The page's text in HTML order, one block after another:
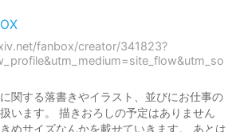
fanbox/creator/341823?
関する落書きやイラスト、並びにお仕事の
います。 描きおろしの予定はありません
めサイズなんかを載せていきます。 あとは